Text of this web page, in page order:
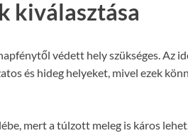
kiválasztása
védett hely szükséges. Az
és hideg helyeket, mivel ezek
mert a túlzott meleg is káros